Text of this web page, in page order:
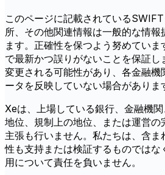
このページに記載されている
所、その他関連情報は一般的な情
ます。正確性を保つよう努めてい
で最新かつ誤りがないことを保証し
変更される可能性があり、各金融
ータを反映していない場合がありま
Xeは、上場している銀行、金融機
地位、規制上の地位、または運営の
主張も行いません。私たちは、含ま
性も支持または検証するものではな
用について責任を負いません。